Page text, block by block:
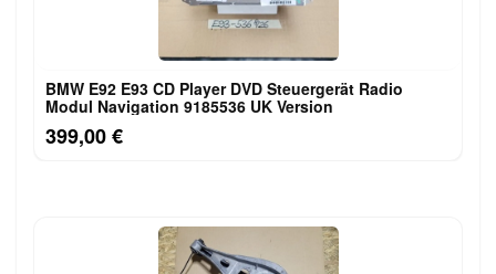
BMW E92 E93 CD Player DVD Steuergerät Radio
Modul Navigation 9185536 UK Version
399,00 €